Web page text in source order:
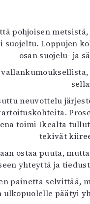
pohjoisen
suojeltu. Loppujen
osan suojelu- ja
neuvottelu
toimi Ikealta
tekivät
ostaa puuta,
yhteyttä ja
painetta selvittää,
päätyi